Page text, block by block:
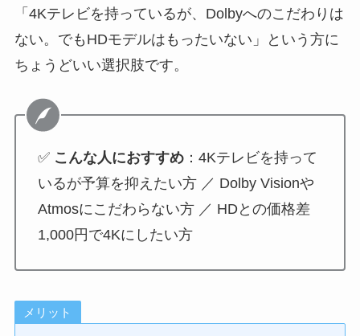
「4Kテレビを持っているが、Dolbyへのこだわりは
ない。でもHDモデルはもったいない」という方に
ちょうどいい選択肢です。
✅ こんな人におすすめ：4Kテレビを持って
いるが予算を抑えたい方 ／ Dolby Visionや
Atmosにこだわらない方 ／ HDとの価格差
1,000円で4Kにしたい方
メリット